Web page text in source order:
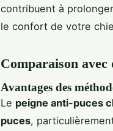
contribuent à
le confort de votre
Comparaison avec
Avantages des
Le peigne anti-puces
puces,